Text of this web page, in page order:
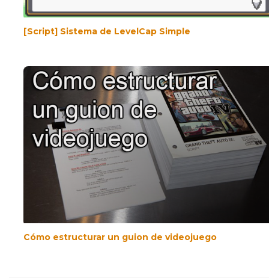
[Script] Sistema de LevelCap Simple
Cómo estructurar un guion de videojuego